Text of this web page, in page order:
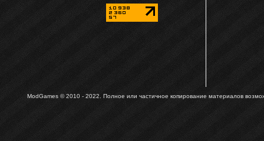
ModGames © 2010 - 2022. Полное или частичное копирование материалов